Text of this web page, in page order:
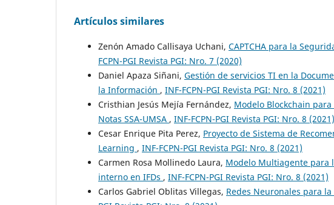
Artículos similares
Zenón Amado Callisaya Uchani, CAPTCHA para la
FCPN-PGI Revista PGI: Nro. 7 (2020)
Daniel Apaza Siñani, Gestión de servicios TI en la
la Información , INF-FCPN-PGI Revista PGI: Nro. 8 (2021)
Cristhian Jesús Mejía Fernández, Modelo Blockchain
Notas SSA-UMSA , INF-FCPN-PGI Revista PGI: Nro. 8 (2021)
Cesar Enrique Pita Perez, Proyecto de Sistema de
Learning , INF-FCPN-PGI Revista PGI: Nro. 8 (2021)
Carmen Rosa Mollinedo Laura, Modelo Multiagente para
interno en IFDs , INF-FCPN-PGI Revista PGI: Nro. 8 (2021)
Carlos Gabriel Oblitas Villegas, Redes Neuronales para